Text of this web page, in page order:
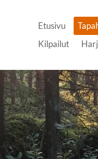
Etusivu
Kilpailut